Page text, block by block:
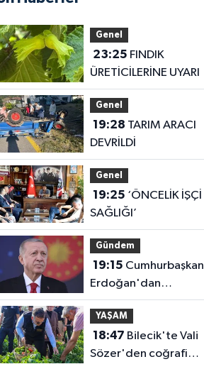
Genel
23:25
ÜRETİCİLERİNE UYARI
Genel
19:28
DEVRİLDİ
Genel
19:25
SAĞLIĞI’
Gündem
19:15
Erdoğan'dan
'Terörsüz Türkiye'
mesajı
YAŞAM
18:47
Sözer'den coğrafi